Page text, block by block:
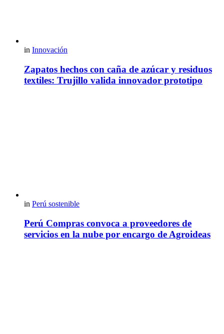
in Innovación
Zapatos hechos con caña de azúcar y residuos
textiles: Trujillo valida innovador prototipo
in Perú sostenible
Perú Compras convoca a proveedores de
servicios en la nube por encargo de Agroideas